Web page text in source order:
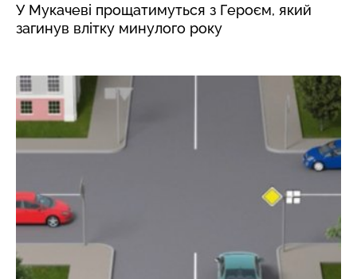
У Мукачеві прощатимуться з Героєм, який
загинув влітку минулого року